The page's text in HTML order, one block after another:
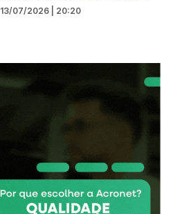
13/07/2026 | 20:20